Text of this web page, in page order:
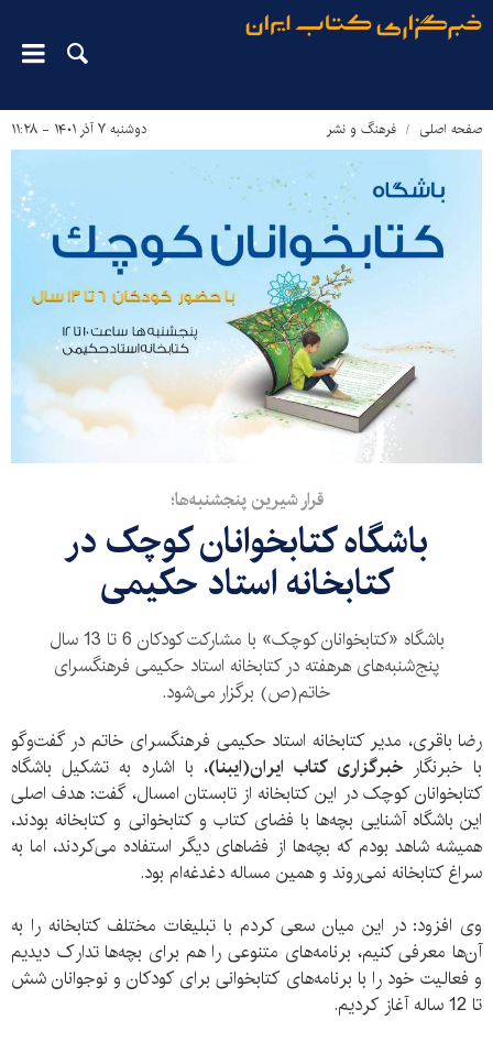
صفحه اصلی فرهنگ و نشر دوشنبه ۷ آذر ۱۴۰۱ - ۱۱:۲۸
قرار شیرین پنجشنبه‌ها؛
باشگاه کتابخوانان کوچک در
کتابخانه استاد حکیمی
باشگاه «کتابخوانان کوچک» با مشارکت کودکان 6 تا 13 سال
پنج‌شنبه‌های هرهفته در کتابخانه استاد حکیمی فرهنگسرای
خاتم(ص) برگزار می‌شود.
رضا باقری، مدیر کتابخانه استاد حکیمی فرهنگسرای خاتم در گفت‌وگو
با خبرنگارخبرگزاری کتاب ایران‌(ایبنا)، با اشاره به تشکیل باشگاه
کتابخوانان کوچک در این کتابخانه از تابستان امسال، گفت: هدف اصلی
این باشگاه آشنایی بچه‌ها با فضای کتاب و کتابخوانی و کتابخانه بودند،
همیشه شاهد بودم که بچه‌ها از فضاهای دیگر استفاده می‌کردند، اما به
سراغ کتابخانه نمی‌روند و همین مساله دغدغه‌ام بود.
وی افزود: در این میان سعی کردم با تبلیغات مختلف کتابخانه را به
آن‌ها معرفی کنیم، برنامه‌های متنوعی را هم برای بچه‌ها تدارک دیدیم
و فعالیت خود را با برنامه‌های کتابخوانی برای کودکان و نوجوانان شش
تا 12 ساله آغاز کردیم.